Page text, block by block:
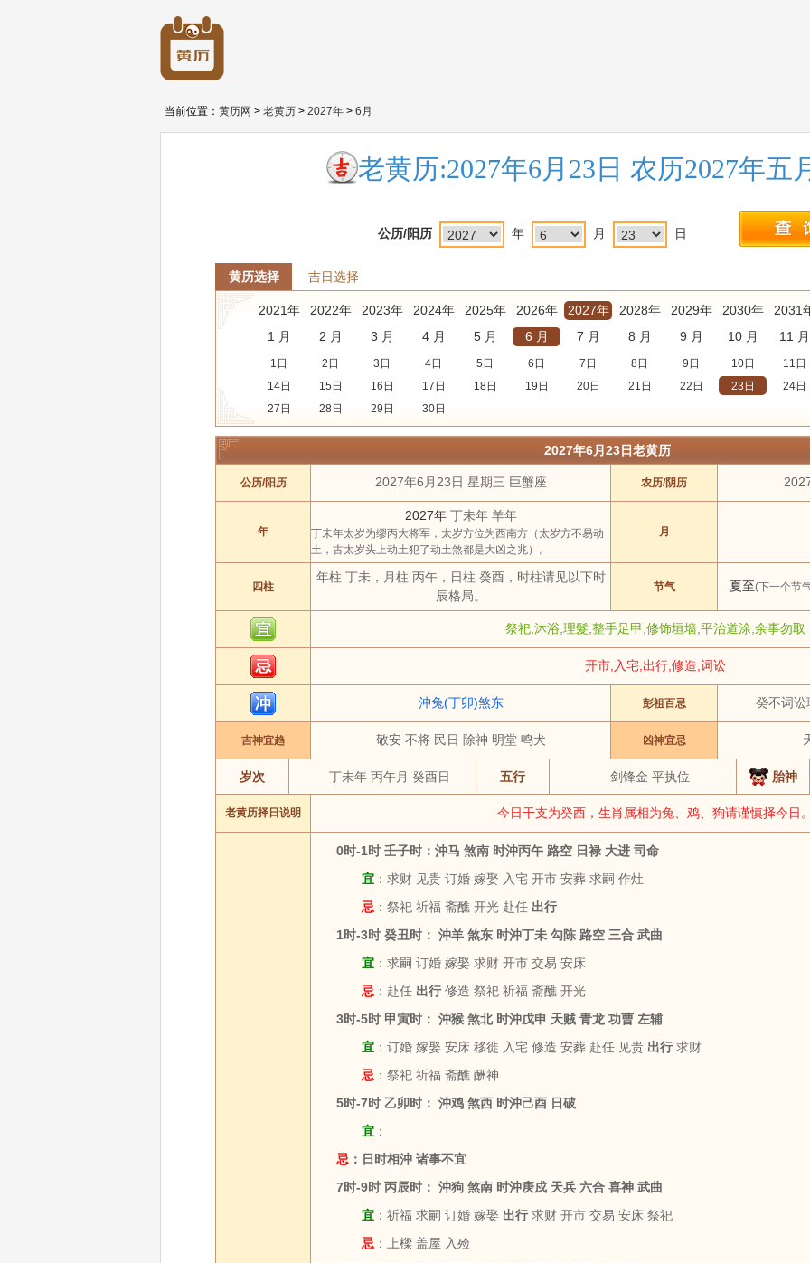
当前位置： 黄历网 > 老黄历 > 2027年 > 6月
老黄历:2027年6月23日 农历2027年五
公历/阳历 年 月 日
黄历选择 吉日选择
2021年 2022年 2023年 2024年 2025年 2026年 2027年 2028年 2029年 2030年
2031
1 月
2 月 3 月 4 月 5 月 6 月 7 月 8 月 9 月 10 月 11 月
1日 2日 3日 4日 5日 6日 7日 8日 9日 10日
11日
14日
15日 16日 17日 18日 19日 20日 21日 22日 23日
24日
27日
28日 29日 30日
2026年 2027年 2028年 2029年
虎 兔
2027年6月23日老黄历
公历/阳历 2027年6月23日 星期三 巨蟹座 农历/阴历
年
2027年丁未年 羊年
丁未年太岁为缪丙大将军，太岁方位为西南方（太岁方不易动
土，古太岁头上动土犯了动土煞都是大凶之兆）。
月
四柱
年柱 丁未，月柱 丙午，日柱 癸酉，时柱请见以下时
辰格局。
节气 夏至(下一个节
祭祀,沐浴,理髮,整手足甲,修饰垣墙,平治道涂,余事勿取
开市,入宅,出行,修造,词讼
沖兔(丁卯)煞东 彭祖百忌 癸不词讼
吉神宜趋 敬安 不将 民日 除神 明堂 鸣犬 凶神宜忌
岁次 丁未年 丙午月 癸酉日 五行 剑锋金 平执位 胎神
老黄历择日说明 今日干支为癸酉，生肖属相为兔、鸡、狗请谨慎择今日
0时-1时 壬子时：沖马 煞南 时沖丙午 路空 日禄 大进 司命
宜 ：求财 见贵 订婚 嫁娶 入宅 开市 安葬 求嗣 作灶
忌 ：祭祀 祈福 斋醮 开光 赴任 出行
1时-3时 癸丑时： 沖羊 煞东 时沖丁未 勾陈 路空 三合 武曲
宜 ：求嗣 订婚 嫁娶 求财 开市 交易 安床
忌 ：赴任 出行 修造 祭祀 祈福 斋醮 开光
3时-5时 甲寅时： 沖猴 煞北 时沖戊申 天贼 青龙 功曹 左辅
宜 ：订婚 嫁娶 安床 移徙 入宅 修造 安葬 赴任 见贵 出行 求财
忌 ：祭祀 祈福 斋醮 酬神
5时-7时 乙卯时： 沖鸡 煞西 时沖己酉 日破
宜 ：
忌 ：日时相沖 诸事不宜
7时-9时 丙辰时： 沖狗 煞南 时沖庚戍 天兵 六合 喜神 武曲
宜 ：祈福 求嗣 订婚 嫁娶 出行 求财 开市 交易 安床 祭祀
忌 ：上樑 盖屋 入殓